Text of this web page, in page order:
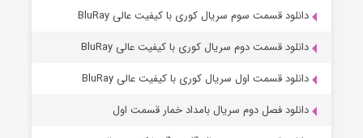
وستی ها
قسمت۱ (زیرنویس) منتشر شد
دانلود قسمت سوم سریال کوری با کیفیت عالی BluRay
دانلود قسمت دوم سریال کوری با کیفیت عالی BluRay
دانلود قسمت اول سریال کوری با کیفیت عالی BluRay
دانلود فصل دوم سریال بامداد خمار قسمت اول